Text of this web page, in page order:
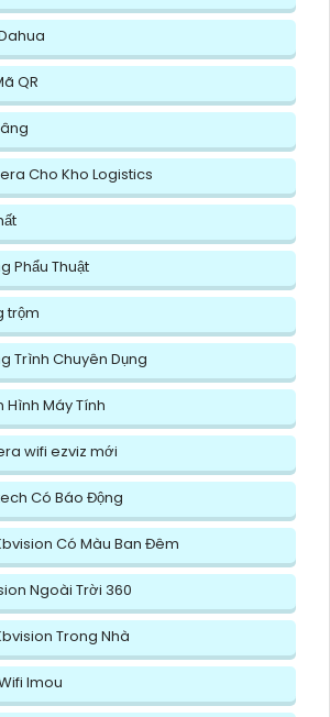
QR
Cho Kho Logistics
Phẩu Thuật
trộm
Trình Chuyên Dụng
Máy Tính
wifi ezviz mới
Có Báo Động
Có Màu Ban Đêm
Ngoài Trời 360
Trong Nhà
Imou